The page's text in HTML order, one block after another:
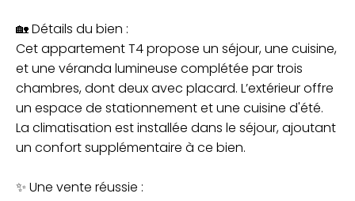
🏡 Détails du bien :
Cet appartement T4 propose un séjour, une cuisine,
et une véranda lumineuse complétée par trois
chambres, dont deux avec placard. L’extérieur offre
un espace de stationnement et une cuisine d'été.
La climatisation est installée dans le séjour, ajoutant
un confort supplémentaire à ce bien.
✨ Une vente réussie :